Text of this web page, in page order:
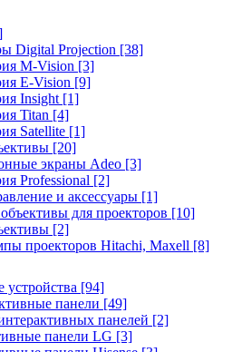
Digital Projection [38]
M-Vision [3]
E-Vision [9]
Insight [1]
Titan [4]
Satellite [1]
[20]
экраны Adeo [3]
Professional [2]
и аксессуары [1]
для проекторов [10]
[2]
проекторов Hitachi, Maxell [8]
[94]
панели [49]
панелей [2]
панели LG [3]